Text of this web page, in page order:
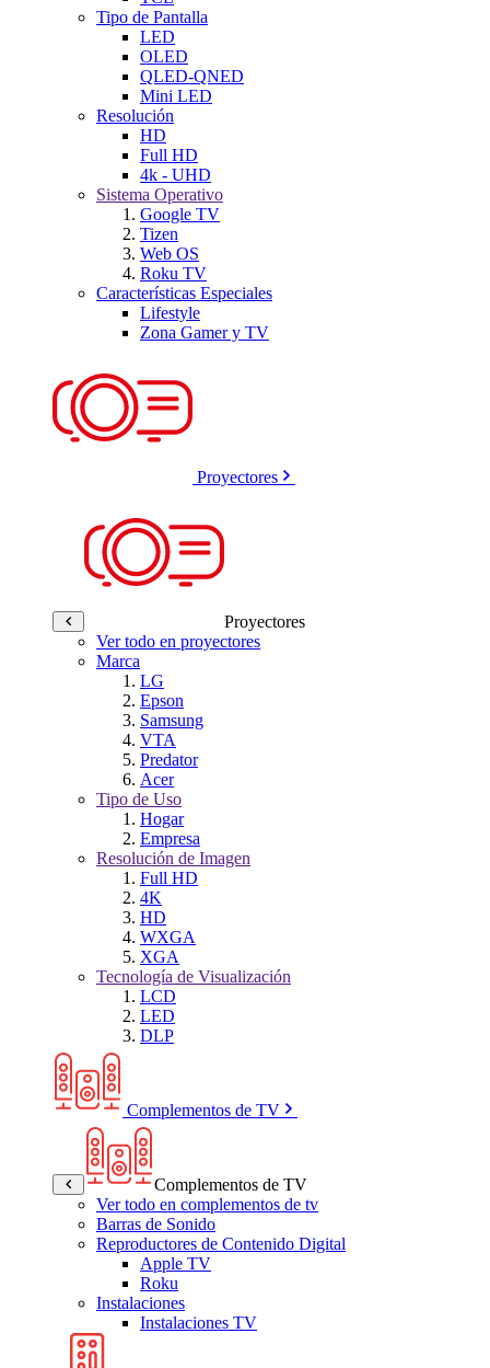
Tipo de Pantalla
LED
OLED
QLED-QNED
Mini LED
Resolución
HD
Full HD
4k - UHD
Sistema Operativo
Google TV
Tizen
Web OS
Roku TV
Características Especiales
Lifestyle
Zona Gamer y TV
Proyectores
Proyectores
Ver todo en proyectores
Marca
LG
Epson
Samsung
VTA
Predator
Acer
Tipo de Uso
Hogar
Empresa
Resolución de Imagen
Full HD
4K
HD
WXGA
XGA
Tecnología de Visualización
LCD
LED
DLP
Complementos de TV
Complementos de TV
Ver todo en complementos de tv
Barras de Sonido
Reproductores de Contenido Digital
Apple TV
Roku
Instalaciones
Instalaciones TV